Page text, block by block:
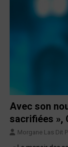
Avec son
sacrifiées »,
Morgane Las Dit